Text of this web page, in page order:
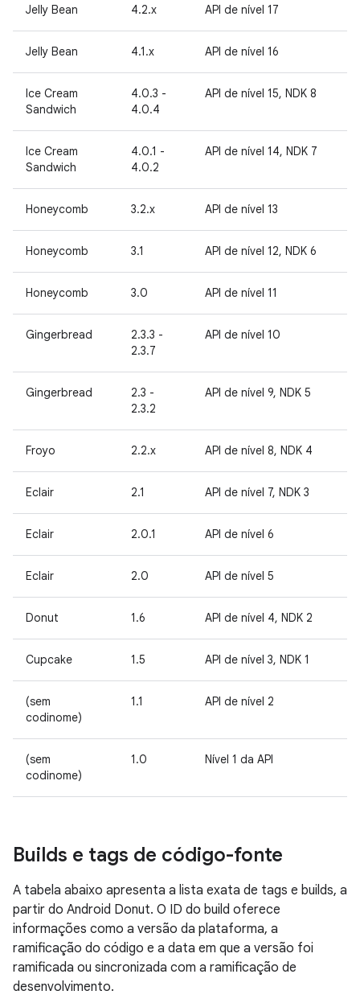
Jelly Bean 4.2.x API de nível 17
Jelly Bean 4.1.x API de nível 16
Ice Cream
Sandwich
4.0.3 -
4.0.4
API de nível 15, NDK 8
Ice Cream
Sandwich
4.0.1 -
4.0.2
API de nível 14, NDK 7
Honeycomb 3.2.x API de nível 13
Honeycomb 3.1 API de nível 12, NDK 6
Honeycomb 3.0 API de nível 11
Gingerbread
2.3.3 -
2.3.7
API de nível 10
Gingerbread
2.3 -
2.3.2
API de nível 9, NDK 5
Froyo 2.2.x API de nível 8, NDK 4
Eclair 2.1 API de nível 7, NDK 3
Eclair 2.0.1 API de nível 6
Eclair 2.0 API de nível 5
Donut 1.6 API de nível 4, NDK 2
Cupcake 1.5 API de nível 3, NDK 1
(sem
codinome)
1.1 API de nível 2
(sem
codinome)
1.0 Nível 1 da API
Builds e tags de código-fonte
A tabela abaixo apresenta a lista exata de tags e builds, a
partir do Android Donut. O ID do build oferece
informações como a versão da plataforma, a
ramificação do código e a data em que a versão foi
ramificada ou sincronizada com a ramificação de
desenvolvimento.